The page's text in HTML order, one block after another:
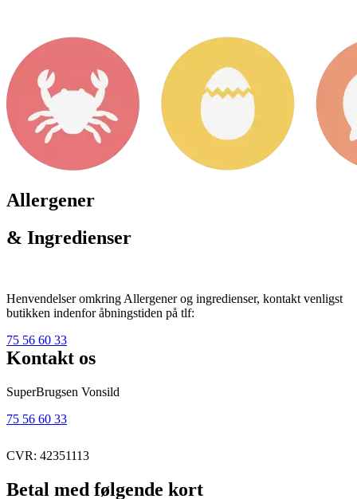
Allergener
& Ingredienser
Henvendelser omkring Allergener og ingredienser, kontakt venligst
butikken indenfor åbningstiden på tlf:
75 56 60 33
Kontakt os
SuperBrugsen Vonsild
75 56 60 33
CVR: 42351113
Betal med følgende kort